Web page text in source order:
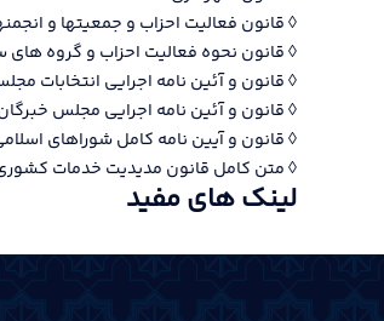
◊ قانون فعالیت احزاب و جمعیتها و
◊ قانون نحوه فعالیت احزاب و گروه
◊ قانون و آئین نامه اجرایی انتخابات
◊ قانون و آئین نامه اجرایی مجلس
◊ قانون و آیین نامه کامل شوراهای
◊ متن کامل قانون مدیدیت خدمات
لینک های مفید